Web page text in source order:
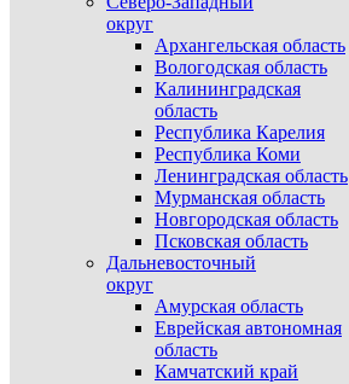
округ
Архангельская область
Вологодская область
Калининградская
область
Республика Карелия
Республика Коми
Ленинградская область
Мурманская область
Новгородская область
Псковская область
Дальневосточный
округ
Амурская область
Еврейская автономная
область
Камчатский край